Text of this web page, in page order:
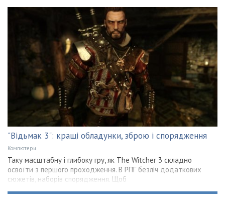
"Відьмак 3": кращі обладунки, зброю і спорядження
Компютери
Таку масштабну і глибоку гру, як The Witcher 3 складно
освоїти з першого проходження. В РПГ безліч додаткових
сюжетів, наборів спорядження. Щоб